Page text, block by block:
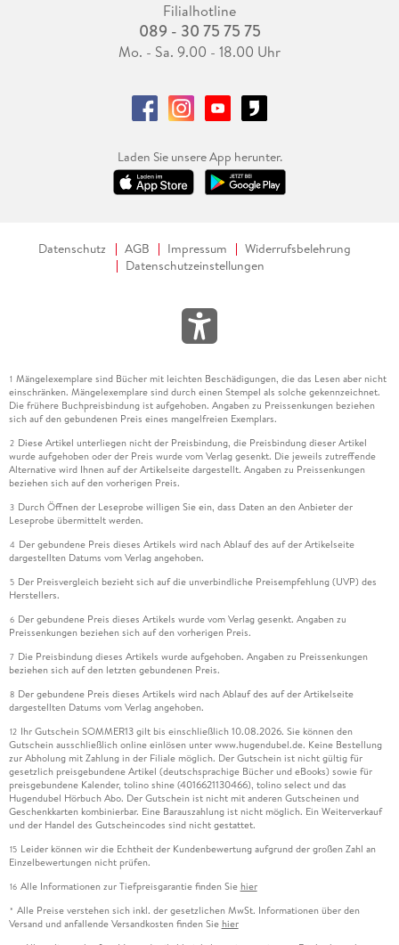
Filialhotline
089 - 30 75 75 75
Mo. - Sa. 9.00 - 18.00 Uhr
Laden Sie unsere App herunter.
Datenschutz AGB Impressum
Widerrufsbelehrung
Datenschutzeinstellungen
1 Mängelexemplare sind Bücher mit leichten Beschädigungen, die das Lesen aber nicht
einschränken. Mängelexemplare sind durch einen Stempel als solche gekennzeichnet.
Die frühere Buchpreisbindung ist aufgehoben. Angaben zu Preissenkungen beziehen
sich auf den gebundenen Preis eines mangelfreien Exemplars.
2 Diese Artikel unterliegen nicht der Preisbindung, die Preisbindung dieser Artikel
wurde aufgehoben oder der Preis wurde vom Verlag gesenkt. Die jeweils zutreffende
Alternative wird Ihnen auf der Artikelseite dargestellt. Angaben zu Preissenkungen
beziehen sich auf den vorherigen Preis.
3 Durch Öffnen der Leseprobe willigen Sie ein, dass Daten an den Anbieter der
Leseprobe übermittelt werden.
4 Der gebundene Preis dieses Artikels wird nach Ablauf des auf der Artikelseite
dargestellten Datums vom Verlag angehoben.
5 Der Preisvergleich bezieht sich auf die unverbindliche Preisempfehlung (UVP) des
Herstellers.
6 Der gebundene Preis dieses Artikels wurde vom Verlag gesenkt. Angaben zu
Preissenkungen beziehen sich auf den vorherigen Preis.
7 Die Preisbindung dieses Artikels wurde aufgehoben. Angaben zu Preissenkungen
beziehen sich auf den letzten gebundenen Preis.
8 Der gebundene Preis dieses Artikels wird nach Ablauf des auf der Artikelseite
dargestellten Datums vom Verlag angehoben.
12 Ihr Gutschein SOMMER13 gilt bis einschließlich 10.08.2026. Sie können den
Gutschein ausschließlich online einlösen unter www.hugendubel.de. Keine Bestellung
zur Abholung mit Zahlung in der Filiale möglich. Der Gutschein ist nicht gültig für
gesetzlich preisgebundene Artikel (deutschsprachige Bücher und eBooks) sowie für
preisgebundene Kalender, tolino shine (4016621130466), tolino select und das
Hugendubel Hörbuch Abo. Der Gutschein ist nicht mit anderen Gutscheinen und
Geschenkkarten kombinierbar. Eine Barauszahlung ist nicht möglich. Ein Weiterverkauf
und der Handel des Gutscheincodes sind nicht gestattet.
15 Leider können wir die Echtheit der Kundenbewertung aufgrund der großen Zahl an
Einzelbewertungen nicht prüfen.
16 Alle Informationen zur Tiefpreisgarantie finden Sie hier
* Alle Preise verstehen sich inkl. der gesetzlichen MwSt. Informationen über den
Versand und anfallende Versandkosten finden Sie hier